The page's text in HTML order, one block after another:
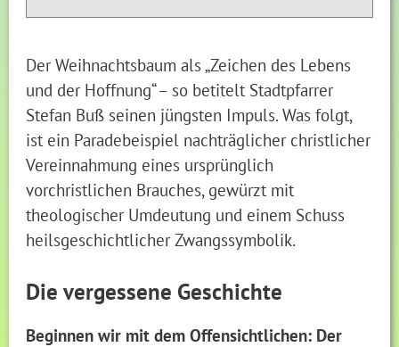
Der Weihnachtsbaum als „Zeichen des Lebens
und der Hoffnung“ – so betitelt Stadtpfarrer
Stefan Buß seinen jüngsten Impuls. Was folgt,
ist ein Paradebeispiel nachträglicher christlicher
Vereinnahmung eines ursprünglich
vorchristlichen Brauches, gewürzt mit
theologischer Umdeutung und einem Schuss
heilsgeschichtlicher Zwangssymbolik.
Die vergessene Geschichte
Beginnen wir mit dem Offensichtlichen: Der